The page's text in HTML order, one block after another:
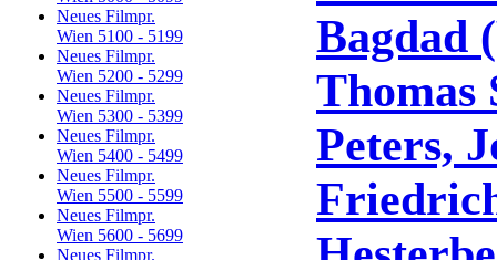
Neues Filmpr.
Wien 5100 - 5199
Neues Filmpr.
Wien 5200 - 5299
Neues Filmpr.
Wien 5300 - 5399
Neues Filmpr.
Wien 5400 - 5499
Neues Filmpr.
Wien 5500 - 5599
Neues Filmpr.
Wien 5600 - 5699
Neues Filmpr.
Bagdad
Thomas
Peters,